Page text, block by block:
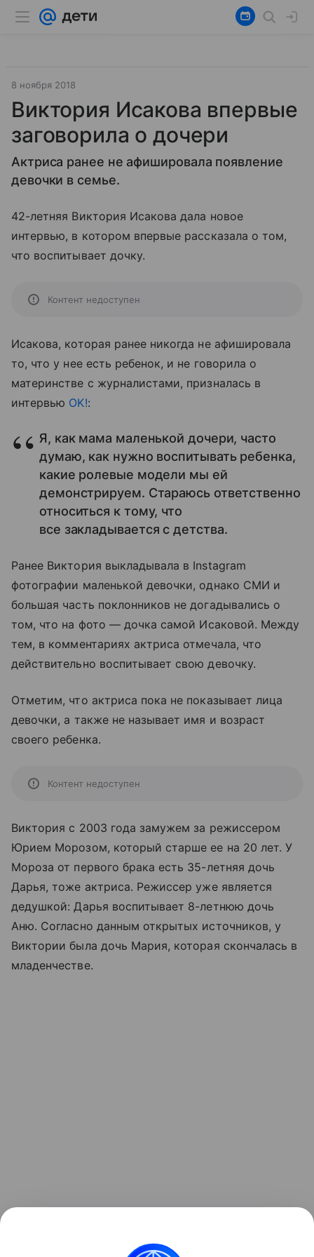
8 ноября 2018
Виктория Исакова впервые
заговорила о дочери
Актриса ранее не афишировала появление
девочки в семье.
42-летняя Виктория Исакова дала новое
интервью, в котором впервые рассказала о том,
что воспитывает дочку.
Контент недоступен
Исакова, которая ранее никогда не афишировала
то, что у нее есть ребенок, и не говорила о
материнстве с журналистами, призналась в
интервью OK!:
Я, как мама маленькой дочери, часто
думаю, как нужно воспитывать ребенка,
какие ролевые модели мы ей
демонстрируем. Стараюсь ответственно
относиться к тому, что
все закладывается с детства.
Ранее Виктория выкладывала в Instagram
фотографии маленькой девочки, однако СМИ и
большая часть поклонников не догадывались о
том, что на фото — дочка самой Исаковой. Между
тем, в комментариях актриса отмечала, что
действительно воспитывает свою девочку.
Отметим, что актриса пока не показывает лица
девочки, а также не называет имя и возраст
своего ребенка.
Контент недоступен
Виктория с 2003 года замужем за режиссером
Юрием Морозом, который старше ее на 20 лет. У
Мороза от первого брака есть 35-летняя дочь
Дарья, тоже актриса. Режиссер уже является
дедушкой: Дарья воспитывает 8-летнюю дочь
Аню. Согласно данным открытых источников, у
Виктории была дочь Мария, которая скончалась в
младенчестве.